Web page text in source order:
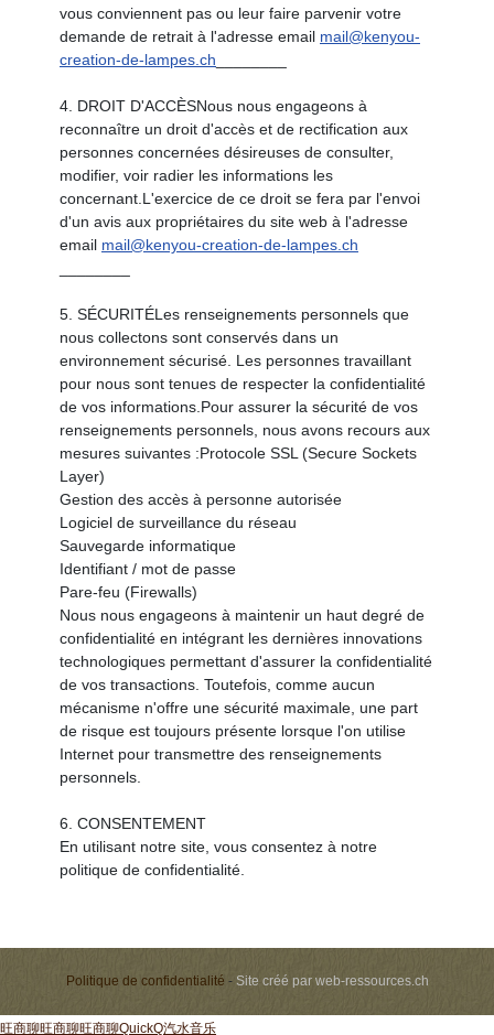
vous conviennent pas ou leur faire parvenir votre
demande de retrait à l'adresse email mail@kenyou-
creation-de-lampes.ch
4. DROIT D'ACCÈSNous nous engageons à
reconnaître un droit d'accès et de rectification aux
personnes concernées désireuses de consulter,
modifier, voir radier les informations les
concernant.L'exercice de ce droit se fera par l'envoi
d'un avis aux propriétaires du site web à l'adresse
email mail@kenyou-creation-de-lampes.ch
5. SÉCURITÉLes renseignements personnels que
nous collectons sont conservés dans un
environnement sécurisé. Les personnes travaillant
pour nous sont tenues de respecter la confidentialité
de vos informations.Pour assurer la sécurité de vos
renseignements personnels, nous avons recours aux
mesures suivantes :Protocole SSL (Secure Sockets
Layer)
Gestion des accès à personne autorisée
Logiciel de surveillance du réseau
Sauvegarde informatique
Identifiant / mot de passe
Pare-feu (Firewalls)
Nous nous engageons à maintenir un haut degré de
confidentialité en intégrant les dernières innovations
technologiques permettant d'assurer la confidentialité
de vos transactions. Toutefois, comme aucun
mécanisme n'offre une sécurité maximale, une part
de risque est toujours présente lorsque l'on utilise
Internet pour transmettre des renseignements
personnels.
6. CONSENTEMENT
En utilisant notre site, vous consentez à notre
politique de confidentialité.
Politique de confidentialité - Site créé par web-ressources.ch
旺商聊旺商聊旺商聊QuickQ汽水音乐